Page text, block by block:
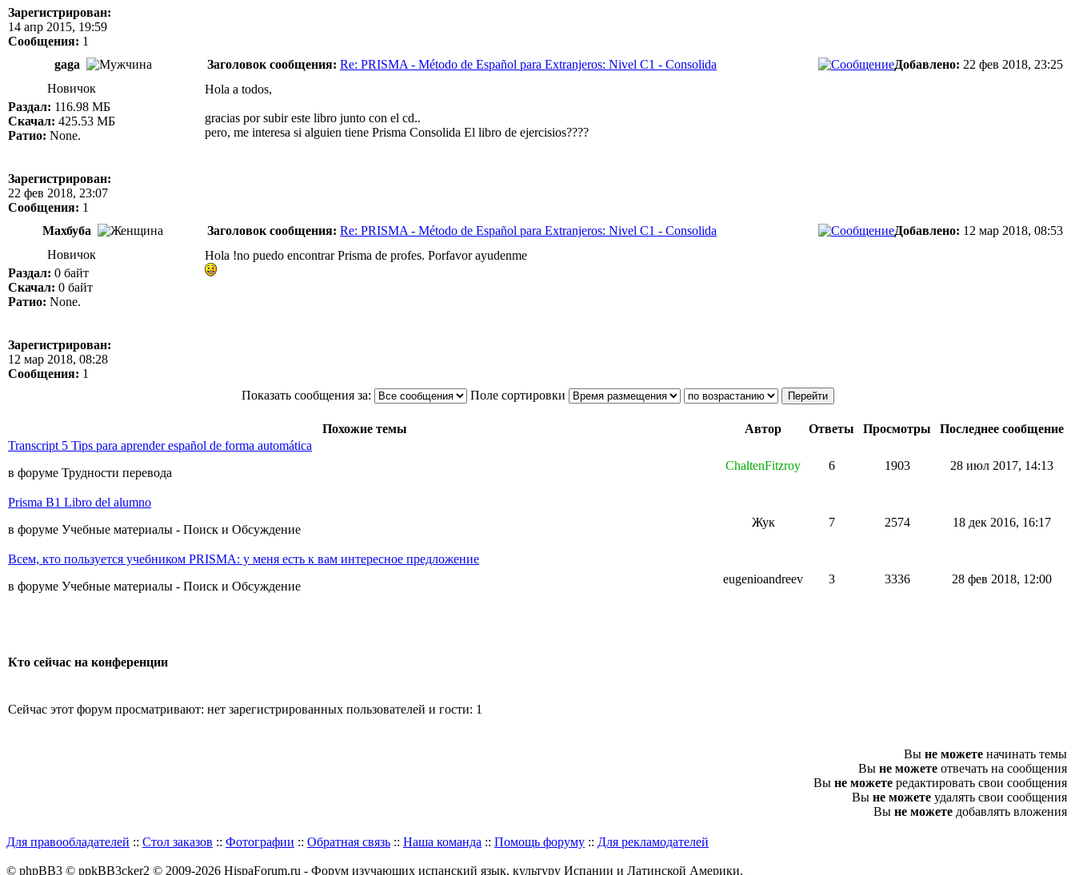
Зарегистрирован:
14 апр 2015, 19:59
Сообщения: 1
gaga Заголовок сообщения: Re: PRISMA - Método de Español para Extranjeros: Nivel C1 - Consolida Добавлено: 22 фев 2018, 23:25
Новичок
Раздал: 116.98 МБ
Скачал: 425.53 МБ
Ратио: None.
Зарегистрирован:
22 фев 2018, 23:07
Сообщения: 1
Hola a todos,
gracias por subir este libro junto con el cd..
pero, me interesa si alguien tiene Prisma Consolida El libro de ejercisios????
Махбуба Заголовок сообщения: Re: PRISMA - Método de Español para Extranjeros: Nivel C1 - Consolida Добавлено: 12 мар 2018, 08:53
Новичок
Раздал: 0 байт
Скачал: 0 байт
Ратио: None.
Зарегистрирован:
12 мар 2018, 08:28
Сообщения: 1
Hola !no puedo encontrar Prisma de profes. Porfavor ayudenme
Показать сообщения за: Поле сортировки
Похожие темы Автор Ответы Просмотры
Последнее сообщение
Transcript 5 Tips para aprender español de forma automática
в форуме Трудности перевода
ChaltenFitzroy 6 1903 28 июл 2017, 14:13
Prisma B1 Libro del alumno
в форуме Учебные материалы - Поиск и Обсуждение
Жук 7 2574 18 дек 2016, 16:17
Всем, кто пользуется учебником PRISMA: у меня есть к вам интересное предложение
в форуме Учебные материалы - Поиск и Обсуждение
eugenioandreev 3 3336 28 фев 2018, 12:00
Кто сейчас на конференции
Сейчас этот форум просматривают: нет зарегистрированных пользователей и гости: 1
Вы не можете начинать темы
Вы не можете отвечать на сообщения
Вы не можете редактировать свои сообщения
Вы не можете удалять свои сообщения
Вы не можете добавлять вложения
Для правообладателей :: Стол заказов :: Фотографии :: Обратная связь :: Наша команда :: Помощь форуму :: Для рекламодателей
© phpBB3 © ppkBB3cker2 © 2009-2026 HispaForum.ru - Форум изучающих испанский язык, культуру Испании и Латинской Америки.